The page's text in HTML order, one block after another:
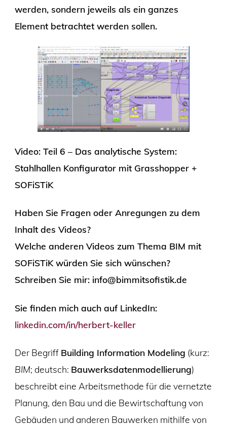
werden, sondern jeweils als ein ganzes
Element betrachtet werden sollen.
Video: Teil 6 – Das analytische System:
Stahlhallen Konfigurator mit Grasshopper +
SOFiSTiK
Haben Sie Fragen oder Anregungen zu dem
Inhalt des Videos?
Welche anderen Videos zum Thema BIM mit
SOFiSTiK würden Sie sich wünschen?
Schreiben Sie mir: info@bimmitsofistik.de
Sie finden mich auch auf LinkedIn:
linkedin.com/in/herbert-keller
Der Begriff Building Information Modeling (kurz:
BIM; deutsch: Bauwerksdatenmodellierung)
beschreibt eine Arbeitsmethode für die vernetzte
Planung, den Bau und die Bewirtschaftung von
Gebäuden und anderen Bauwerken mithilfe von